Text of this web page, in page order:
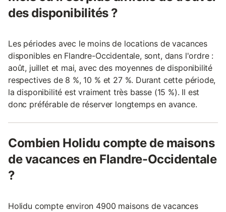
des disponibilités ?
Les périodes avec le moins de locations de vacances
disponibles en Flandre-Occidentale, sont, dans l'ordre :
août, juillet et mai, avec des moyennes de disponibilité
respectives de 8 %, 10 % et 27 %. Durant cette période,
la disponibilité est vraiment très basse (15 %). Il est
donc préférable de réserver longtemps en avance.
Combien Holidu compte de maisons
de vacances en Flandre-Occidentale
?
Holidu compte environ 4900 maisons de vacances